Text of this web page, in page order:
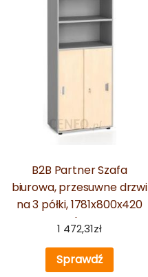
B2B Partner Szafa
biurowa, przesuwne drzwi
na 3 półki, 1781x800x420
mm, brzoza
1 472,31zł
Sprawdź